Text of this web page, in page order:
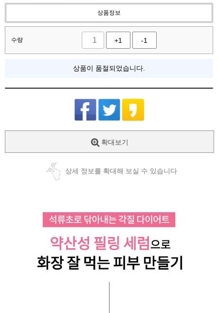
상품정보
수량 +1 -1
상품이 품절되었습니다.
확대보기
상세 정보를 확대해 보실 수 있습니다